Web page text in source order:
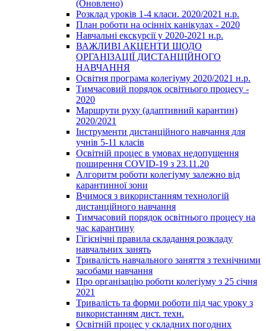
(Оновлено)
Розклад уроків 1-4 класи. 2020/2021 н.р.
План роботи на осінніх канікулах - 2020
Навчальні екскурсії у 2020-2021 н.р.
ВАЖЛИВІ АКЦЕНТИ ЩОДО
ОРГАНІЗАЦІЇ ДИСТАНЦІЙНОГО
НАВЧАННЯ
Освітня програма колегіуму 2020/2021 н.р.
Тимчасовий порядок освітнього процесу -
2020
Маршрути руху (адаптивний карантин)
2020/2021
Інструменти дистанційного навчання для
учнів 5-11 класів
Освітній процес в умовах недопущення
поширення COVID-19 з 23.11.20
Алгоритм роботи колегіуму залежно від
карантинної зони
Вчимося з використанням технологій
дистанційного навчання
Тимчасовий порядок освітнього процесу на
час карантину
Гігієнічні правила складання розкладу
навчальних занять
Тривалість навчального заняття з технічними
засобами навчання
Про організацію роботи колегіуму з 25 січня
2021
Тривалість та форми роботи під час уроку з
використанням дист. техн.
Освітній процес у складних погодних